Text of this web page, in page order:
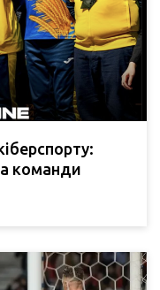
команди